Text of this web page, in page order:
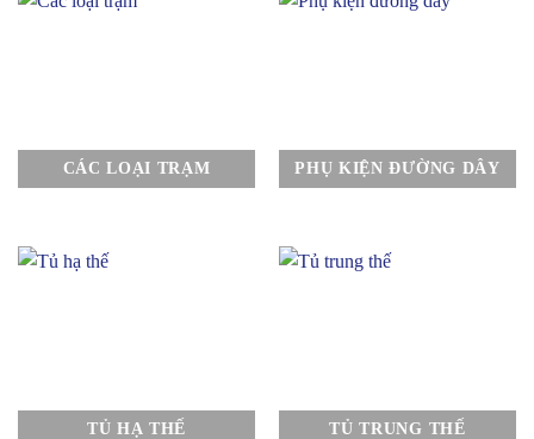
CÁC LOẠI TRẠM PHỤ KIỆN ĐƯỜNG DÂY
TỦ HẠ THẾ TỦ TRUNG THẾ